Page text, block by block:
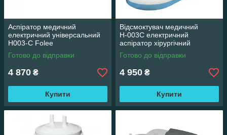
Аспіратор медичний
електричний універсальний
H003-C Folee
Готово до відправки
4 870 ₴
Купити
Відсмоктувач медичний
Н-003С електричний
аспіратор хірургічний
Готово до відправки
4 950 ₴
Купити